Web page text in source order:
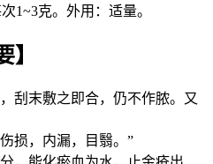
1~3克。外用：适量。
】
刮末敷之即合，仍不作脓。又
损，内漏，目翳。”